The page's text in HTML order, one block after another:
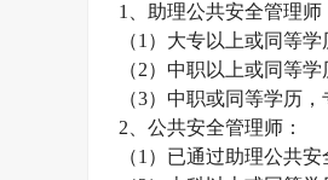
1
、助理公共安全管理师
（1 ）大专以上或同等学
（2）中职以上或同等学
（3）中职或同等学历，
2 、公共安全管理师：
（1 ）已通过助理公共安